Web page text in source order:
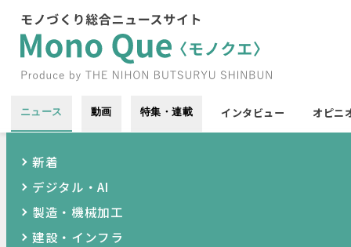
ニュース 動画 特集・連載 インタビュー オピニ
新着
デジタル・AI
製造・機械加工
建設・インフラ